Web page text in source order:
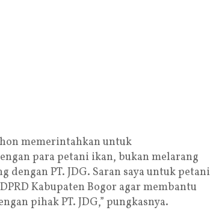
memerintahkan untuk
para petani ikan, bukan melarang
PT. JDG. Saran saya untuk petani
Kabupaten Bogor agar membantu
pihak PT. JDG,” pungkasnya.